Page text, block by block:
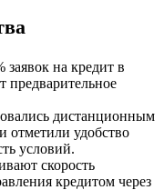
на кредит в
дистанционным
отметили удобство
условий.
скорость
кредитом через